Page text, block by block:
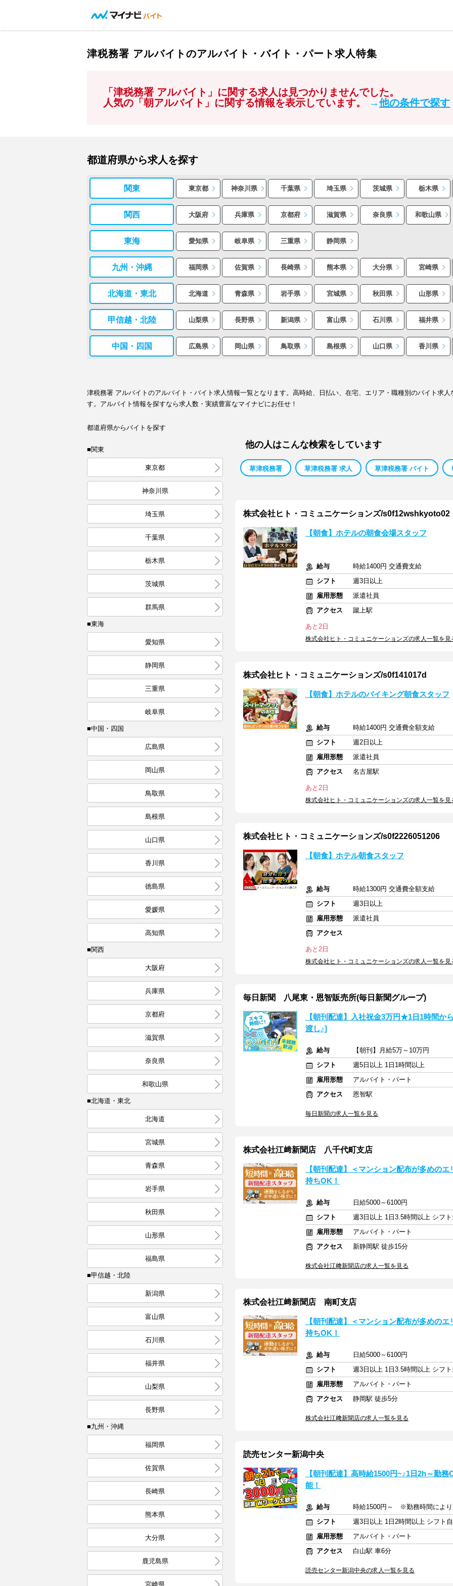
津税務署 アルバイトのアルバイト・バイト・パート求人特集
「津税務署 アルバイト」に関する求人は見つかりませんでした。
人気の「朝アルバイト」に関する情報を表示しています。
→他の条件で探す
都道府県から求人を探す
関東 東京都 神奈川県 千葉県 埼玉県 茨城県 栃木県
関西 大阪府 兵庫県 京都府 滋賀県 奈良県 和歌山県
東海 愛知県 岐阜県 三重県 静岡県
九州・沖縄 福岡県 佐賀県 長崎県 熊本県 大分県 宮崎県
北海道・東北 北海道 青森県 岩手県 宮城県 秋田県 山形県
甲信越・北陸 山梨県 長野県 新潟県 富山県 石川県 福井県
中国・四国 広島県 岡山県 鳥取県 島根県 山口県 香川県
津税務署 アルバイトのアルバイト・バイト求人情報一覧となります。高時給、日払い、在宅、エリア・職種別のバイト求
す。アルバイト情報を探すなら求人数・実績豊富なマイナビにお任せ！
都道府県からバイトを探す
■関東
東京都
神奈川県
埼玉県
千葉県
栃木県
茨城県
群馬県
■東海
愛知県
静岡県
三重県
岐阜県
■中国・四国
広島県
岡山県
鳥取県
島根県
山口県
香川県
徳島県
愛媛県
高知県
■関西
大阪府
兵庫県
京都府
滋賀県
奈良県
和歌山県
■北海道・東北
北海道
宮城県
青森県
岩手県
秋田県
山形県
福島県
■甲信越・北陸
新潟県
富山県
石川県
福井県
山梨県
長野県
■九州・沖縄
福岡県
佐賀県
長崎県
熊本県
大分県
鹿児島県
宮崎県
他の人はこんな検索をしています
草津税務署 草津税務署 求人 草津税務署 バイト
株式会社ヒト・コミュニケーションズ/s0f12wshkyoto02
【朝食】ホテルの朝食会場スタッフ
給与
時給1400円 交通費支給
シフト
週3日以上
雇用形態
派遣社員
アクセス
蹴上駅
あと2日
株式会社ヒト・コミュニケーションズの求人一覧を見
株式会社ヒト・コミュニケーションズ/s0f141017d
【朝食】ホテルのバイキング朝食スタッフ
給与
時給1400円 交通費全額支給
シフト
週2日以上
雇用形態
派遣社員
アクセス
名古屋駅
あと2日
株式会社ヒト・コミュニケーションズの求人一覧を見
株式会社ヒト・コミュニケーションズ/s0f2226051206
【朝食】ホテル朝食スタッフ
給与
時給1300円 交通費全額支給
シフト
週3日以上
雇用形態
派遣社員
アクセス
あと2日
株式会社ヒト・コミュニケーションズの求人一覧を見
毎日新聞 八尾東・恩智販売所(毎日新聞グループ)
【朝刊配達】入社祝金3万円★1日1時間
渡し♪]
給与
【朝刊】月給5万～10万円
シフト
週5日以上 1日1時間以上
雇用形態
アルバイト・パート
アクセス
恩智駅
毎日新聞の求人一覧を見る
株式会社江﨑新聞店 八千代町支店
【朝刊配達】＜マンション配布が多めの
持ちOK！
給与
日給5000～6100円
シフト
週3日以上 1日3.5時間以上 シフ
雇用形態
アルバイト・パート
アクセス
新静岡駅 徒歩15分
株式会社江﨑新聞店の求人一覧を見る
株式会社江﨑新聞店 南町支店
【朝刊配達】＜マンション配布が多めの
持ちOK！
給与
日給5000～6100円
シフト
週3日以上 1日3.5時間以上 シフ
雇用形態
アルバイト・パート
アクセス
静岡駅 徒歩5分
株式会社江﨑新聞店の求人一覧を見る
読売センター新潟中央
【朝刊配達】高時給1500円~♪1日2h～勤
能！
給与
時給1500円～ ※勤務時間により
シフト
週3日以上 1日2時間以上 シフト
雇用形態
アルバイト・パート
アクセス
白山駅 車6分
読売センター新潟中央の求人一覧を見る